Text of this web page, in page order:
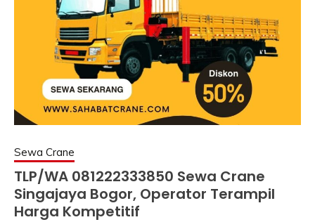
Sewa Crane
TLP/WA 081222333850 Sewa Crane
Singajaya Bogor, Operator Terampil
Harga Kompetitif